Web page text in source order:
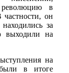
в
частности, он
за
выходили на
на
в итоге